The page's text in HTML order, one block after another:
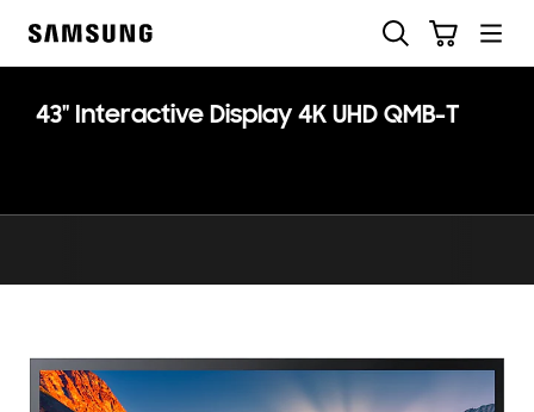
43" Interactive Display 4K UHD QMB-T